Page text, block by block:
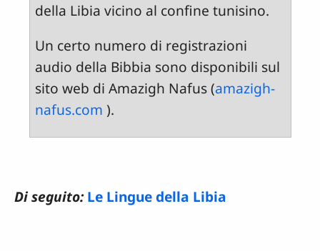
della Libia vicino al confine tunisino.
Un certo numero di registrazioni
audio della Bibbia sono disponibili sul
sito web di Amazigh Nafus (amazigh-
nafus.com ).
Di seguito:Le Lingue della Libia